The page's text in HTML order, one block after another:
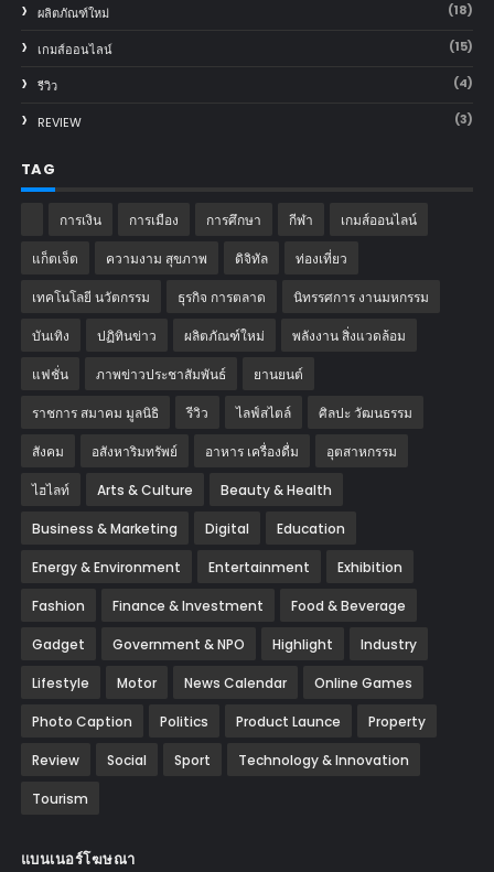
ผลิตภัณฑ์ใหม่ (18)
เกมส์ออนไลน์ (15)
รีวิว (4)
REVIEW (3)
TAG
การเงิน การเมือง การศึกษา กีฬา เกมส์ออนไลน์
แก็ตเจ็ต ความงาม สุขภาพ ดิจิทัล ท่องเที่ยว
เทคโนโลยี นวัตกรรม ธุรกิจ การตลาด นิทรรศการ งานมหกรรม
บันเทิง ปฏิทินข่าว ผลิตภัณฑ์ใหม่ พลังงาน สิ่งแวดล้อม
แฟชั่น ภาพข่าวประชาสัมพันธ์ ‎ยานยนต์‎
ราชการ สมาคม มูลนิธิ รีวิว ไลฟ์สไตล์ ศิลปะ วัฒนธรรม
สังคม อสังหาริมทรัพย์ อาหาร เครื่องดื่ม อุตสาหกรรม
ไฮไลท์ Arts & Culture Beauty & Health
Business & Marketing Digital Education
Energy & Environment Entertainment Exhibition
Fashion Finance & Investment Food & Beverage
Gadget Government & NPO Highlight Industry
Lifestyle Motor News Calendar Online Games
Photo Caption Politics Product Launce Property
Review Social Sport Technology & Innovation
Tourism
แบนเนอร์โฆษณา